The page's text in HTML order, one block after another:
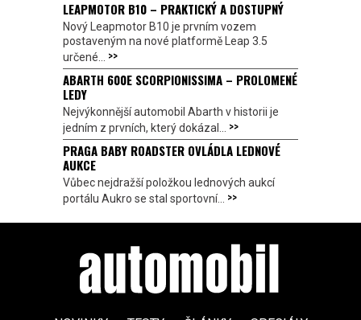
LEAPMOTOR B10 – PRAKTICKÝ A DOSTUPNÝ
Nový Leapmotor B10 je prvním vozem
postaveným na nové platformě Leap 3.5
určené... >>
ABARTH 600E SCORPIONISSIMA – PROLOMENÉ
LEDY
Nejvýkonnější automobil Abarth v historii je
jedním z prvních, který dokázal... >>
PRAGA BABY ROADSTER OVLÁDLA LEDNOVÉ
AUKCE
Vůbec nejdražší položkou lednových aukcí
portálu Aukro se stal sportovní... >>